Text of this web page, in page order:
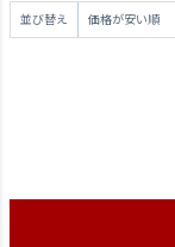
並び替え 価格が安い順